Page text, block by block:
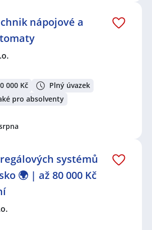
nápojové a
000 Kč
Plný úvazek
pro absolventy
systémů
🌍 | až 80 000 Kč